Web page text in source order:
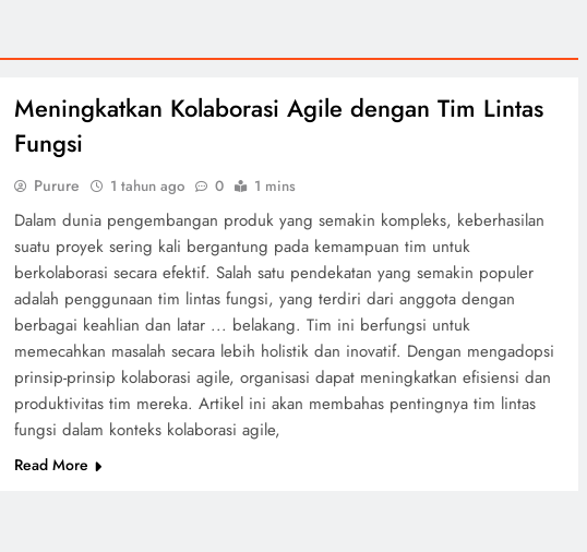
Meningkatkan Kolaborasi Agile dengan Tim Lintas
Fungsi
Purure 1 tahun ago 0 1 mins
Dalam dunia pengembangan produk yang semakin kompleks, keberhasilan
suatu proyek sering kali bergantung pada kemampuan tim untuk
berkolaborasi secara efektif. Salah satu pendekatan yang semakin populer
adalah penggunaan tim lintas fungsi, yang terdiri dari anggota dengan
berbagai keahlian dan latar ... belakang. Tim ini berfungsi untuk
memecahkan masalah secara lebih holistik dan inovatif. Dengan mengadopsi
prinsip-prinsip kolaborasi agile, organisasi dapat meningkatkan efisiensi dan
produktivitas tim mereka. Artikel ini akan membahas pentingnya tim lintas
fungsi dalam konteks kolaborasi agile,
Read More